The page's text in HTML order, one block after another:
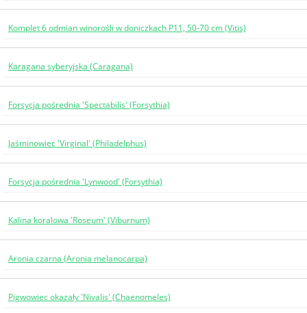
Komplet 6 odmian winorośli w doniczkach P11, 50-70 cm (Vitis)
Karagana syberyjska (Caragana)
Forsycja pośrednia 'Spectabilis' (Forsythia)
Jaśminowiec 'Virginal' (Philadelphus)
Forsycja pośrednia 'Lynwood' (Forsythia)
Kalina koralowa 'Roseum' (Viburnum)
Aronia czarna (Aronia melanocarpa)
Pigwowiec okazały 'Nivalis' (Chaenomeles)